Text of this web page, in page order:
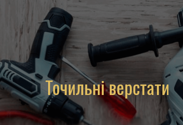
Точильні верстати